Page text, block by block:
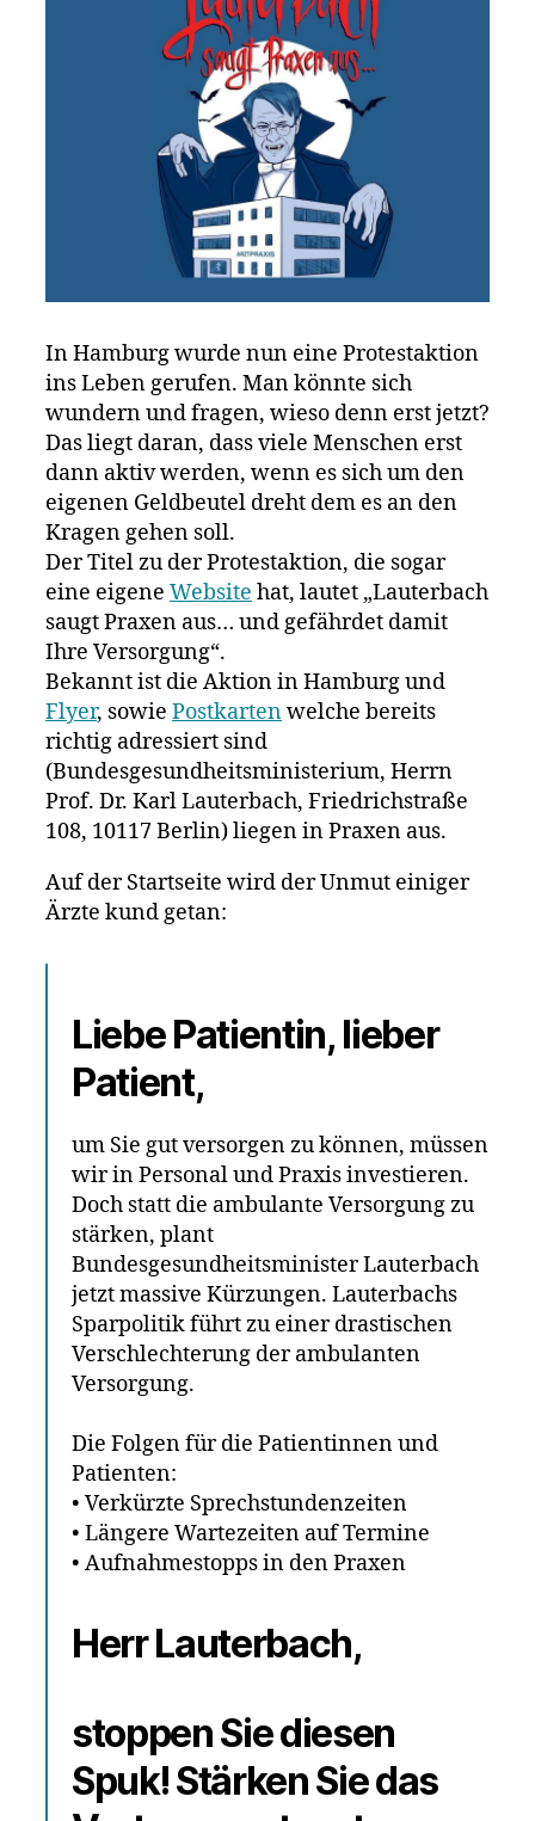
In Hamburg wurde nun eine Protestaktion
ins Leben gerufen. Man könnte sich
wundern und fragen, wieso denn erst jetzt?
Das liegt daran, dass viele Menschen erst
dann aktiv werden, wenn es sich um den
eigenen Geldbeutel dreht dem es an den
Kragen gehen soll.
Der Titel zu der Protestaktion, die sogar
eine eigene Website hat, lautet „Lauterbach
saugt Praxen aus… und gefährdet damit
Ihre Versorgung“.
Bekannt ist die Aktion in Hamburg und
Flyer, sowie Postkartenwelche bereits
richtig adressiert sind
(Bundesgesundheitsministerium, Herrn
Prof. Dr. Karl Lauterbach, Friedrichstraße
108, 10117 Berlin) liegen in Praxen aus.
Auf der Startseite wird der Unmut einiger
Ärzte kund getan:
Liebe Patientin, lieber
Patient,
um Sie gut versorgen zu können, müssen
wir in Personal und Praxis investieren.
Doch statt die ambulante Versorgung zu
stärken, plant
Bundesgesundheitsminister Lauterbach
jetzt massive Kürzungen. Lauterbachs
Sparpolitik führt zu einer drastischen
Verschlechterung der ambulanten
Versorgung.
Die Folgen für die Patientinnen und
Patienten:
• Verkürzte Sprechstundenzeiten
• Längere Wartezeiten auf Termine
• Aufnahmestopps in den Praxen
Herr Lauterbach,
stoppen Sie diesen
Spuk! Stärken Sie das